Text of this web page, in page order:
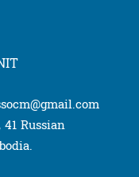
Russian